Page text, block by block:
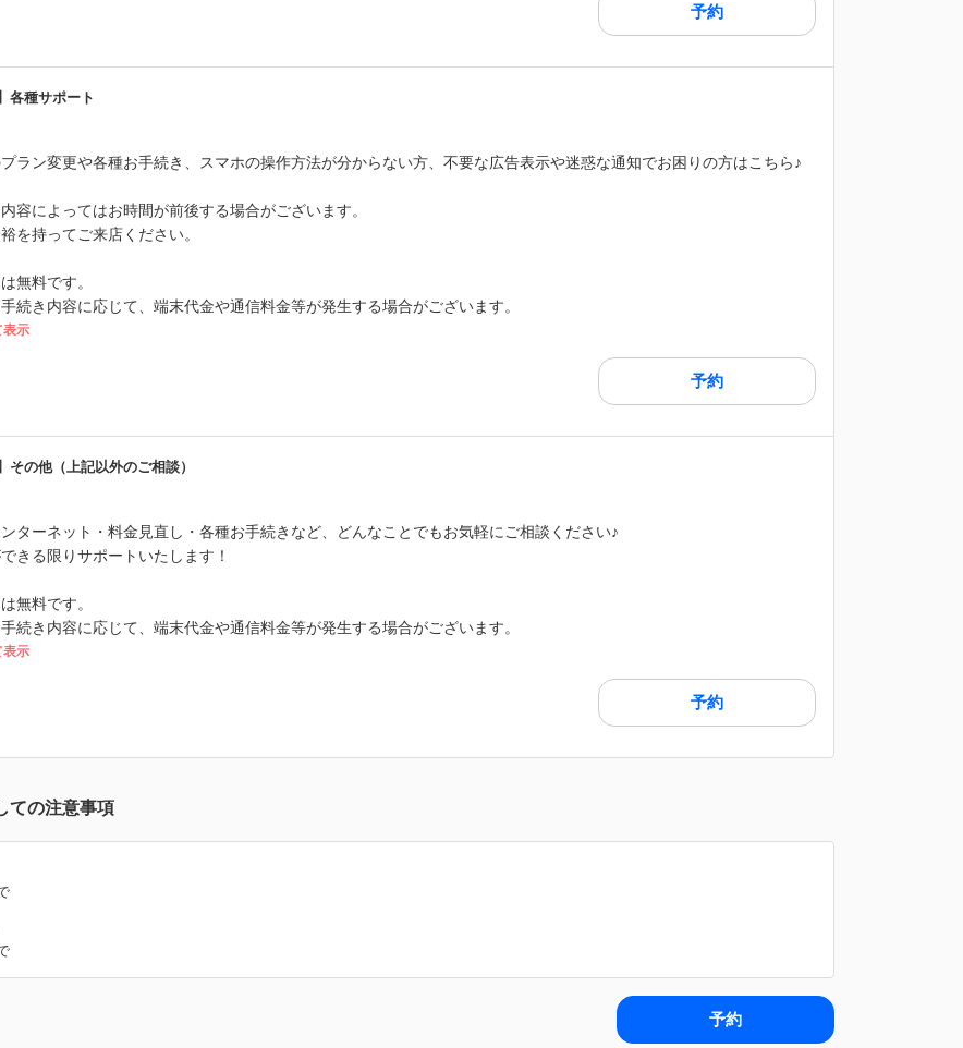
予約
各種サポート
ラン変更や各種お手続き、スマホの操作方法が分からない方、不要な広告表示や迷惑な通知でお困りの方はこちら♪
容によってはお時間が前後する場合がございます。
を持ってご来店ください。
無料です。
続き内容に応じて、端末代金や通信料金等が発生する場合がございます。
表示
予約
その他（上記以外のご相談）
ターネット・料金見直し・各種お手続きなど、どんなことでもお気軽にご相談ください♪
きる限りサポートいたします！
無料です。
続き内容に応じて、端末代金や通信料金等が発生する場合がございます。
表示
予約
ての注意事項
予約